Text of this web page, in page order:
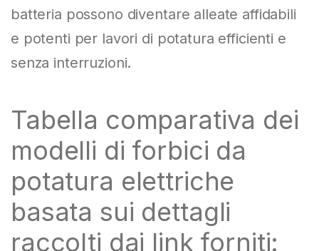
batteria possono diventare alleate affidabili
e potenti per lavori di potatura efficienti e
senza interruzioni.
Tabella comparativa dei
modelli di forbici da
potatura elettriche
basata sui dettagli
raccolti dai link forniti: